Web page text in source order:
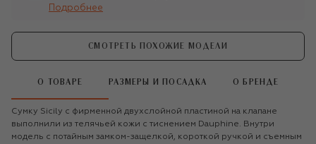
Подробнее
СМОТРЕТЬ ПОХОЖИЕ МОДЕЛИ
О ТОВАРЕ РАЗМЕРЫ И ПОСАДКА О БРЕНДЕ
Сумку Sicily с фирменной двухслойной пластиной на клапане
выполнили из телячьей кожи с тиснением Dauphine. Внутри
модель с потайным замком-защелкой, короткой ручкой и съемным